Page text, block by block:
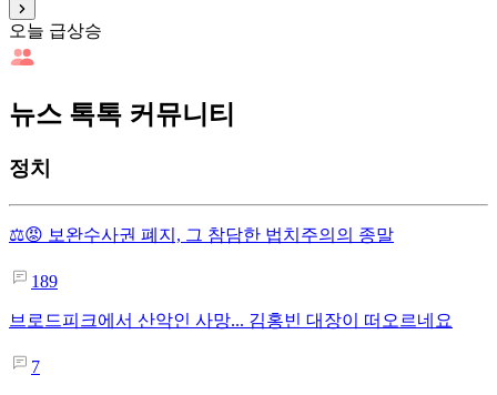
오늘 급상승
뉴스 톡톡 커뮤니티
정치
⚖️😡 보완수사권 폐지, 그 참담한 법치주의의 종말
189
브로드피크에서 산악인 사망... 김홍빈 대장이 떠오르네요
7